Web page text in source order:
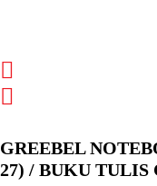
GREEBEL
27) / BUKU TULIS